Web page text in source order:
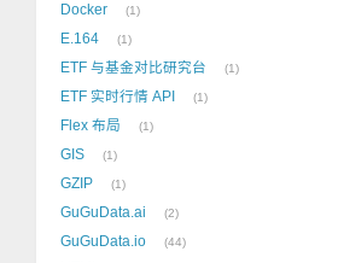
Docker 1
E.164 1
ETF 与基金对比研究台 1
ETF 实时行情 API 1
Flex 布局 1
GIS 1
GZIP 1
GuGuData.ai 2
GuGuData.io 44